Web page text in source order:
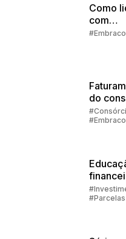
Como
com
do
no
família